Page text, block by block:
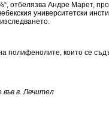
отбелязва Андре Марет,
университетски
полифенолите, които се
в. Лечител